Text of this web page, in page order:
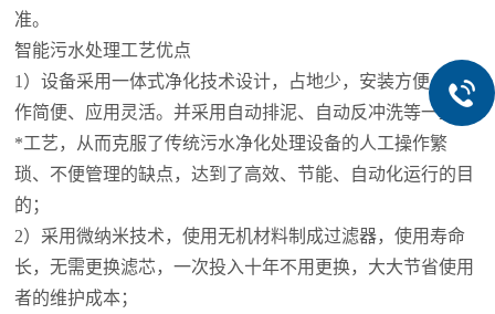
准。
智能污水处理工艺优点
1）设备采用一体式净化技术设计，占地少，安装方便、操
作简便、应用灵活。并采用自动排泥、自动反冲洗等一整套
*工艺，从而克服了传统污水净化处理设备的人工操作繁
琐、不便管理的缺点，达到了高效、节能、自动化运行的目
的；
2）采用微纳米技术，使用无机材料制成过滤器，使用寿命
长，无需更换滤芯，一次投入十年不用更换，大大节省使用
者的维护成本；